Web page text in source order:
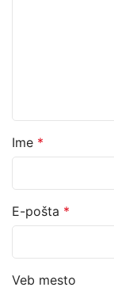
Ime *
E-pošta *
Veb mesto